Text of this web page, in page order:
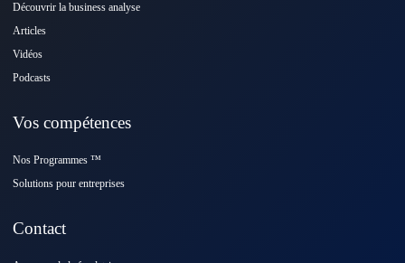
Découvrir la business analyse
Articles
Vidéos
Podcasts
Vos compétences
Nos Programmes ™️
Solutions pour entreprises
Contact